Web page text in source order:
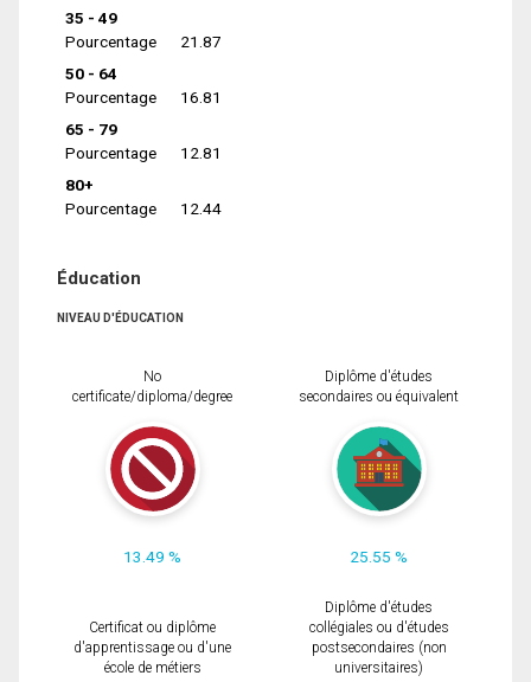
35 - 49
Pourcentage
21.87
50 - 64
Pourcentage
16.81
65 - 79
Pourcentage
12.81
80+
Pourcentage
12.44
Éducation
NIVEAU D'ÉDUCATION
No
certificate/diploma/degree
13.49 %
Diplôme d'études
secondaires ou équivalent
25.55 %
Certificat ou diplôme
d'apprentissage ou d'une
école de métiers
Diplôme d'études
collégiales ou d'études
postsecondaires (non
universitaires)